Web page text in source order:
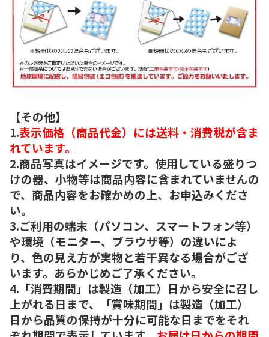
【その他】
1.表示価格（商品代金）には送料・消費税が含ま
れています。
2.商品写真はイメージです。使用している盛りつ
けの器、小物等は商品内容に含まれていませんの
で、商品内容をお確かめの上、お申込みくださ
い。
3.ご利用の端末（パソコン、スマートフォン等）
や環境（モニター、ブラウザ等）の違いによ
り、色の見え方が実物と若干異なる場合がござ
います。あらかじめご了承ください。
4.「消費期間」は製造（加工）日から安全に召し
上がれる日まで、「賞味期間」は製造（加工）
日から品質の保持が十分に可能な日までをそれ